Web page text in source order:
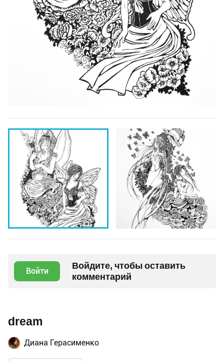
Войти
Войдите, чтобы оставить
комментарий
dream
Диана Герасименко